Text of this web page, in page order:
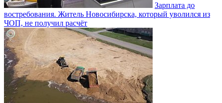
Зарплата до
востребования. Житель Новосибирска, который уволился из
ЧОП, не получил расчёт